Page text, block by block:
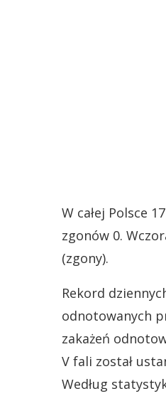
W całej Polsce
zgonów 0.
(zgony).
Rekord
odnotowanych
zakażeń
V fali został
Według